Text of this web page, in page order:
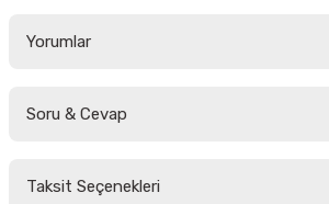
Yorumlar
Soru & Cevap
Taksit Seçenekleri